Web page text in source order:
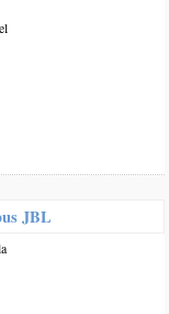
en la isla:
do Bananal
JBL